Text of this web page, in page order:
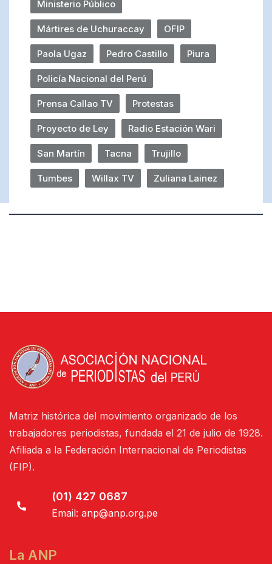
Ministerio Público
Mártires de Uchuraccay OFIP
Paola Ugaz Pedro Castillo Piura
Policía Nacional del Perú
Prensa Callao TV Protestas
Proyecto de Ley Radio Estación Wari
San Martín Tacna Trujillo
Tumbes Willax TV Zuliana Lainez
Matriz histórica del movimiento organizado de los
trabajadores periodistas, fundada el 21 de julio de 1928.
Afiliada a la Federación Internacional de Periodistas
(FIP).
(01) 427 0687
Email: anp@anp.org.pe
La ANP